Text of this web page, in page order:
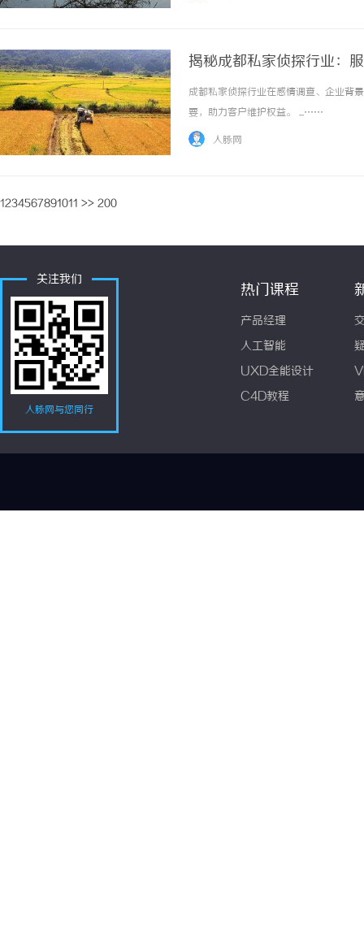
揭秘成都私家侦探行业：
成都私家侦探行业在感情调查、企业背
要，助力客户维护权益。 ...……
人脉网
1234567891011 >> 200
关注我们
人脉网与您同行
热门课程
产品经理
人工智能
UXD全能设计
C4D教程